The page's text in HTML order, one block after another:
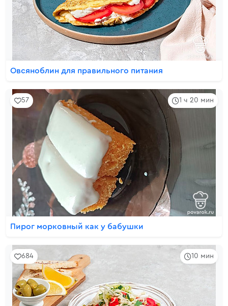
Овсяноблин для правильного питания
1 ч 20 мин
57
Пирог морковный как у бабушки
10 мин
684